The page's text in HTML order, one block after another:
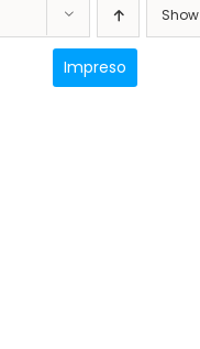
Show
Impreso